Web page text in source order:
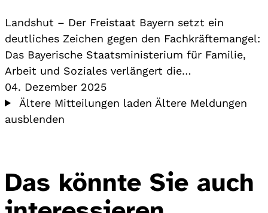
Landshut – Der Freistaat Bayern setzt ein
deutliches Zeichen gegen den Fachkräftemangel:
Das Bayerische Staatsministerium für Familie,
Arbeit und Soziales verlängert die…
04. Dezember 2025
Ältere Mitteilungen laden Ältere Meldungen
ausblenden
Das könnte Sie auch